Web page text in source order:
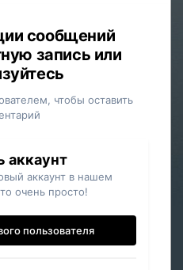
сообщений
запись или
чтобы оставить
аккаунт
аккаунт в нашем
очень просто!
пользователя